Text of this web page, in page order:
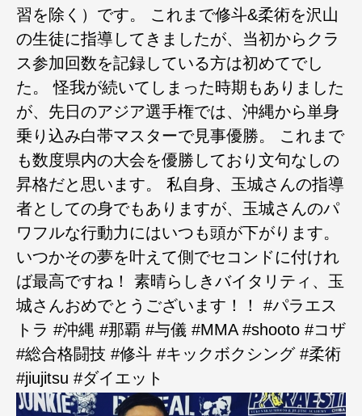
習を除く）です。 これまで修斗&柔術を沢山
の生徒に指導してきましたが、当初からクラ
ス参加回数を記録している方は初めてでし
た。 怪我が続いてしまった時期もありました
が、先日のアジア選手権では、沖縄から単身
乗り込み白帯マスターで見事優勝。 これまで
も数度県内の大会を優勝しており文句なしの
昇格だと思います。 私自身、玉城さんの指導
者としての身でもありますが、玉城さんのパ
ワフルな行動力にはいつも頭が下がります。
いつかその夢を叶えて側でセコンドに付けれ
ば最高ですね！ 素晴らしきバイタリティ、玉
城さんおめでとうございます！！ #パラエス
トラ #沖縄 #那覇 #与儀 #MMA #shooto #コザ
#総合格闘技 #修斗 #キックボクシング #柔術
#jiujitsu #ダイエット